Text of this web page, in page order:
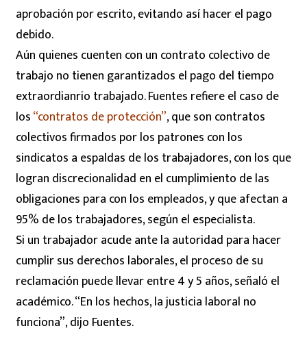
aprobación por escrito, evitando así hacer el pago
debido.
Aún quienes cuenten con un contrato colectivo de
trabajo no tienen garantizados el pago del tiempo
extraordianrio trabajado. Fuentes refiere el caso de
los“contratos de protección”, que son contratos
colectivos firmados por los patrones con los
sindicatos a espaldas de los trabajadores, con los que
logran discrecionalidad en el cumplimiento de las
obligaciones para con los empleados, y que afectan a
95% de los trabajadores, según el especialista.
Si un trabajador acude ante la autoridad para hacer
cumplir sus derechos laborales, el proceso de su
reclamación puede llevar entre 4 y 5 años, señaló el
académico. “En los hechos, la justicia laboral no
funciona”, dijo Fuentes.